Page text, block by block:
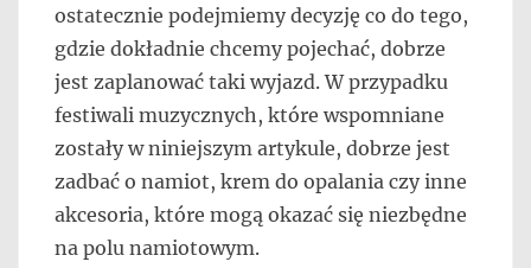
ostatecznie podejmiemy decyzję co do tego,
gdzie dokładnie chcemy pojechać, dobrze
jest zaplanować taki wyjazd. W przypadku
festiwali muzycznych, które wspomniane
zostały w niniejszym artykule, dobrze jest
zadbać o namiot, krem do opalania czy inne
akcesoria, które mogą okazać się niezbędne
na polu namiotowym.